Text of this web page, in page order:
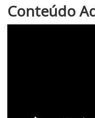
N
o
Conteúdo